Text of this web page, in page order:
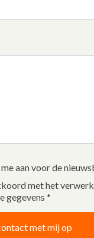
aan voor de
met het
gegevens *
met mij op